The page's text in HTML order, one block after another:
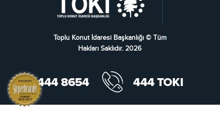
Toplu Konut İdaresi Başkanlığı © Tüm
Hakları Saklıdır. 2026